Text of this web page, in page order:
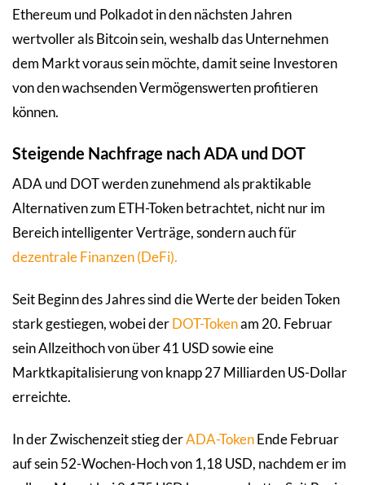
Ethereum und Polkadot in den nächsten Jahren
wertvoller als Bitcoin sein, weshalb das Unternehmen
dem Markt voraus sein möchte, damit seine Investoren
von den wachsenden Vermögenswerten profitieren
können.
Steigende Nachfrage nach ADA und DOT
ADA und DOT werden zunehmend als praktikable
Alternativen zum ETH-Token betrachtet, nicht nur im
Bereich intelligenter Verträge, sondern auch für
dezentrale Finanzen (DeFi).
Seit Beginn des Jahres sind die Werte der beiden Token
stark gestiegen, wobei derDOT-Tokenam 20. Februar
sein Allzeithoch von über 41 USD sowie eine
Marktkapitalisierung von knapp 27 Milliarden US-Dollar
erreichte.
In der Zwischenzeit stieg derADA-TokenEnde Februar
auf sein 52-Wochen-Hoch von 1,18 USD, nachdem er im